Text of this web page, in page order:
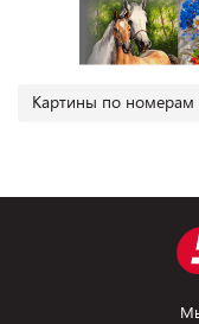
Картины по номерам